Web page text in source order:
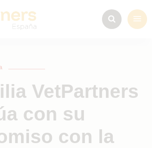
VetPartners
con su
con la